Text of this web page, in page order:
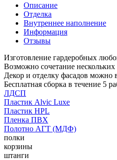
Описание
Отделка
Внутреннее наполнение
Информация
Отзывы
Изготовление гардеробных
Возможно сочетание
Декор и отделку фасадов
Бесплатная сборка в течение 5
ЛДСП
Пластик Alvic Luxe
Пластик HPL
Пленка ПВХ
Полотно АГТ (МДФ)
полки
корзины
штанги